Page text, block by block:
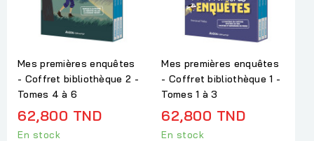
Mes premières enquêtes
- Coffret bibliothèque 2 -
Tomes 4 à 6
62,800 TND
En stock
Mes premières enquêtes
- Coffret bibliothèque 1 -
Tomes 1 à 3
62,800 TND
En stock